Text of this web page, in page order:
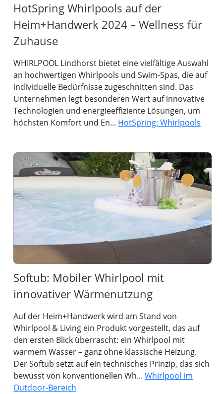
HotSpring Whirlpools auf der
Heim+Handwerk 2024 – Wellness für
Zuhause
WHIRLPOOL Lindhorst bietet eine vielfältige Auswahl
an hochwertigen Whirlpools und Swim-Spas, die auf
individuelle Bedürfnisse zugeschnitten sind. Das
Unternehmen legt besonderen Wert auf innovative
Technologien und energieeffiziente Lösungen, um
höchsten Komfort und En... HotSpring: Whirlpools
Softub: Mobiler Whirlpool mit
innovativer Wärmenutzung
Auf der Heim+Handwerk wird am Stand von
Whirlpool & Living ein Produkt vorgestellt, das auf
den ersten Blick überrascht: ein Whirlpool mit
warmem Wasser – ganz ohne klassische Heizung.
Der Softub setzt auf ein technisches Prinzip, das sich
bewusst von konventionellen Wh...Whirlpool im
Outdoor-Bereich